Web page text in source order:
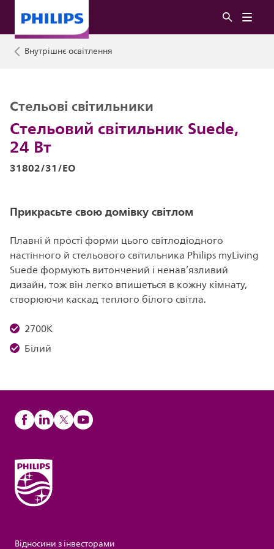
Внутрішнє освітлення
Стельовий світильник Suede,
24 Вт
Стельові світильники
31802/31/EO
Прикрасьте свою домівку світлом
Плавні й прості форми цього світлодіодного
настінного й стельового світильника Philips myLiving
Suede формують витончений і ненав’язливий
дизайн, тож він легко впишеться в кожну кімнату,
створюючи каскад теплого білого світла.
2700K
Білий
Відносини з інвесторами